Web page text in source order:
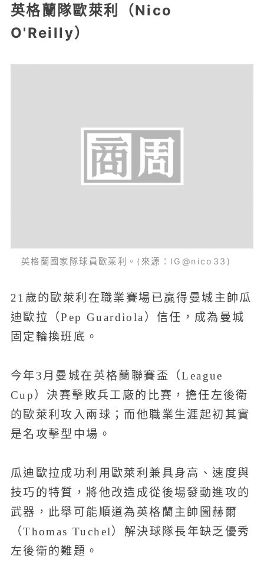
英格蘭隊歐萊利（Nico
O'Reilly）
英格蘭國家隊球員歐萊利。(來源：IG@nico33)
21歲的歐萊利在職業賽場已贏得曼城主帥瓜
迪歐拉（Pep Guardiola）信任，成為曼城
固定輪換班底。
今年3月曼城在英格蘭聯賽盃（League
Cup）決賽擊敗兵工廠的比賽，擔任左後衛
的歐萊利攻入兩球；而他職業生涯起初其實
是名攻擊型中場。
瓜迪歐拉成功利用歐萊利兼具身高、速度與
技巧的特質，將他改造成從後場發動進攻的
武器，此舉可能順道為英格蘭主帥圖赫爾
（Thomas Tuchel）解決球隊長年缺乏優秀
左後衛的難題。